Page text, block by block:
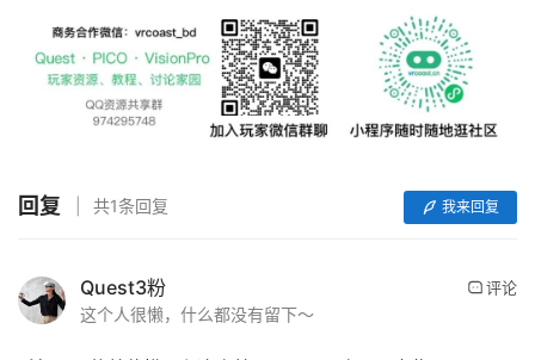
V
区
回复 共1条回复 我来回复
Quest3粉
这个人很懒，什么都没有留下～
评论